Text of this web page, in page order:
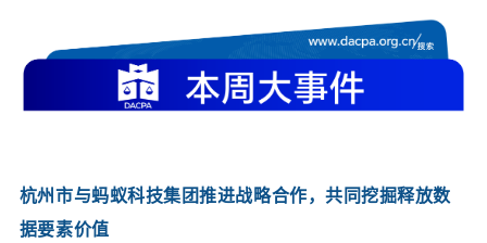
杭州市与蚂蚁科技集团推进战略合作，共同挖掘释放数
据要素价值